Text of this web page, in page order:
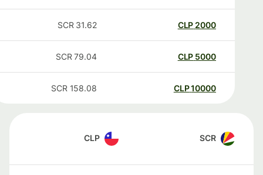
2000
CLP
31.62
SCR
5000
CLP
79.04
SCR
10000
CLP
158.08
SCR
SCR
CLP